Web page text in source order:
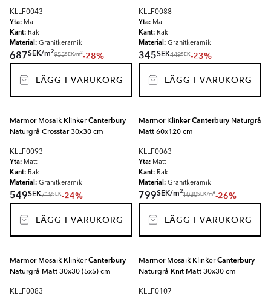
KLLF0043
Yta: Matt
Kant: Rak
Material: Granitkeramik
687SEK/m2
955SEK/m2-28%
LÄGG I VARUKORG
KLLF0088
Yta: Matt
Kant: Rak
Material: Granitkeramik
345SEK449SEK-23%
LÄGG I VARUKORG
Marmor Mosaik KlinkerCanterbury
Naturgrå Crosstar 30x30 cm
KLLF0093
Yta: Matt
Kant: Rak
Material: Granitkeramik
549SEK719SEK-24%
LÄGG I VARUKORG
Marmor KlinkerCanterbury Naturgrå
Matt 60x120 cm
KLLF0063
Yta: Matt
Kant: Rak
Material: Granitkeramik
799SEK/m2
1080SEK/m2-26%
LÄGG I VARUKORG
Marmor Mosaik KlinkerCanterbury
Naturgrå Matt 30x30 (5x5) cm
KLLF0083
Marmor Mosaik KlinkerCanterbury
Naturgrå Knit Matt 30x30 cm
KLLF0107